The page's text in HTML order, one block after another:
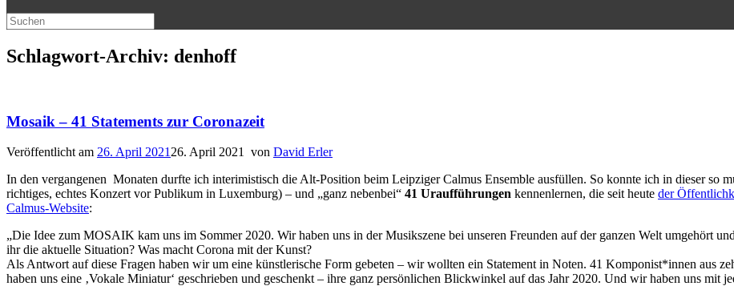
Suchen
nach:
Schlagwort-Archiv: denhoff
Mosaik – 41 Statements zur Coronazeit
Veröffentlicht am 26. April 2021 26. April 2021 von David Erler
In den vergangenen Monaten durfte ich interimistisch die Alt-Position beim Leipziger Calmus Ensemble ausfüllen. So konnte ich in dieser so
richtiges, echtes Konzert vor Publikum in Luxemburg) – und „ganz nebenbei“ 41 Uraufführungen kennenlernen, die seit heute der
Calmus-Website:
„Die Idee zum MOSAIK kam uns im Sommer 2020. Wir haben uns in der Musikszene bei unseren Freunden auf der ganzen Welt umgehört
ihr die aktuelle Situation? Was macht Corona mit der Kunst?
Als Antwort auf diese Fragen haben wir um eine künstlerische Form gebeten – wir wollten ein Statement in Noten. 41 Komponist*innen aus
haben uns eine ‚Vokale Miniatur‘ geschrieben und geschenkt – ihre ganz persönlichen Blickwinkel auf das Jahr 2020. Und wir haben uns mit